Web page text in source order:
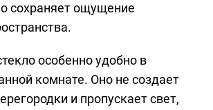
сохраняет ощущение
особенно удобно в
комнате. Оно не создает
и пропускает свет,